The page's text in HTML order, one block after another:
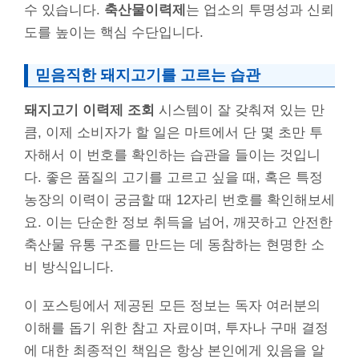
수 있습니다. 축산물이력제 는 업소의 투명성과 신뢰
도를 높이는 핵심 수단입니다.
믿음직한 돼지고기를 고르는 습관
돼지고기 이력제 조회 시스템이 잘 갖춰져 있는 만
큼, 이제 소비자가 할 일은 마트에서 단 몇 초만 투
자해서 이 번호를 확인하는 습관을 들이는 것입니
다. 좋은 품질의 고기를 고르고 싶을 때, 혹은 특정
농장의 이력이 궁금할 때 12자리 번호를 확인해보세
요. 이는 단순한 정보 취득을 넘어, 깨끗하고 안전한
축산물 유통 구조를 만드는 데 동참하는 현명한 소
비 방식입니다.
이 포스팅에서 제공된 모든 정보는 독자 여러분의
이해를 돕기 위한 참고 자료이며, 투자나 구매 결정
에 대한 최종적인 책임은 항상 본인에게 있음을 알